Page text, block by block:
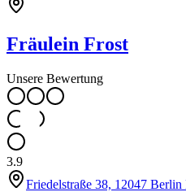
Fräulein Frost
Unsere Bewertung
3.9
Friedelstraße 38, 12047